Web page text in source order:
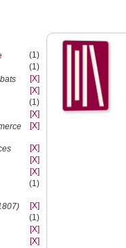
(1)
(1)
[X]
[X]
(1)
[X]
[X]
[X]
[X]
[X]
(1)
[X]
(1)
[X]
[X]